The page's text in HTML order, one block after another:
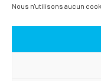
Nous n'utilisons aucun